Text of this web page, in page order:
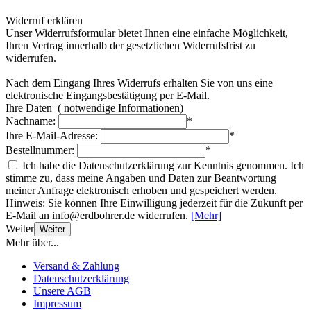
Widerruf erklären
Unser Widerrufsformular bietet Ihnen eine einfache Möglichkeit,
Ihren Vertrag innerhalb der gesetzlichen Widerrufsfrist zu
widerrufen.
Nach dem Eingang Ihres Widerrufs erhalten Sie von uns eine
elektronische Eingangsbestätigung per E-Mail.
Ihre Daten ( notwendige Informationen)
Nachname:
*
Ihre E-Mail-Adresse:
*
Bestellnummer:
*
Ich habe die Datenschutzerklärung zur Kenntnis genommen. Ich
stimme zu, dass meine Angaben und Daten zur Beantwortung
meiner Anfrage elektronisch erhoben und gespeichert werden.
Hinweis: Sie können Ihre Einwilligung jederzeit für die Zukunft per
E-Mail an info@erdbohrer.de widerrufen. [Mehr]
Weiter Weiter
Mehr über...
Versand & Zahlung
Datenschutzerklärung
Unsere AGB
Impressum